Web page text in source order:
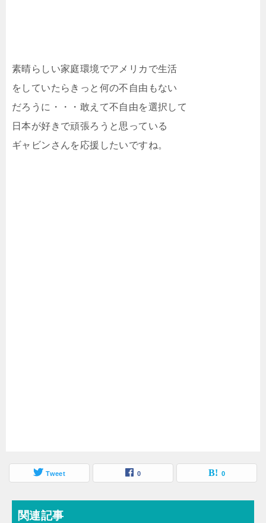
素晴らしい家庭環境でアメリカで生活
をしていたらきっと何の不自由もない
だろうに・・・敢えて不自由を選択して
日本が好きで頑張ろうと思っている
ギャビンさんを応援したいですね。
Tweet 0 0
関連記事